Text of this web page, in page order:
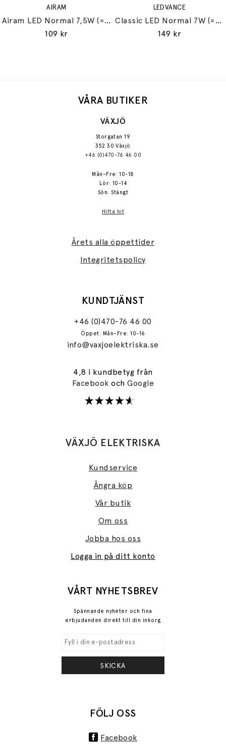
AIRAM
Airam LED Normal 7,5W (=60W) E27
109 kr
LEDVANCE
Classic LED Normal 7W (=60W) E27
149 kr
VÅRA BUTIKER
VÄXJÖ
Storgatan 19
352 30 Växjö
+46 (0)470-76 46 00
Mån–Fre: 10-18
Lör: 10-14
Sön: Stängt
Hitta hit
Årets alla öppettider
Integritetspolicy
KUNDTJÄNST
+46 (0)470-76 46 00
Öppet: Mån–Fre: 10-16
info@vaxjoelektriska.se
4,8 i kundbetyg från
FacebookochGoogle
VÄXJÖ ELEKTRISKA
Kundservice
Ångra köp
Vår butik
Om oss
Jobba hos oss
Logga in på ditt konto
VÅRT NYHETSBREV
Spännande nyheter och fina
erbjudanden direkt till din inkorg
SKICKA
FÖLJ OSS
Facebook